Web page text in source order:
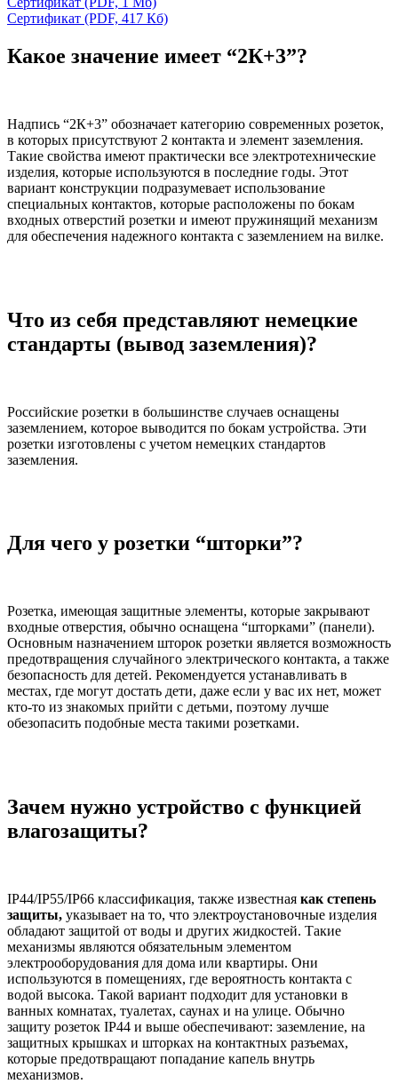
Сертификат (PDF, 417 Кб)
Какое значение имеет “2К+3”?
Надпись “2К+3” обозначает категорию современных розеток,
в которых присутствуют 2 контакта и элемент заземления.
Такие свойства имеют практически все электротехнические
изделия, которые используются в последние годы. Этот
вариант конструкции подразумевает использование
специальных контактов, которые расположены по бокам
входных отверстий розетки и имеют пружинящий механизм
для обеспечения надежного контакта с заземлением на вилке.
Что из себя представляют немецкие
стандарты (вывод заземления)?
Российские розетки в большинстве случаев оснащены
заземлением, которое выводится по бокам устройства. Эти
розетки изготовлены с учетом немецких стандартов
заземления.
Для чего у розетки “шторки”?
Розетка, имеющая защитные элементы, которые закрывают
входные отверстия, обычно оснащена “шторками” (панели).
Основным назначением шторок розетки является возможность
предотвращения случайного электрического контакта, а также
безопасность для детей. Рекомендуется устанавливать в
местах, где могут достать дети, даже если у вас их нет, может
кто-то из знакомых прийти с детьми, поэтому лучше
обезопасить подобные места такими розетками.
Зачем нужно устройство с функцией
влагозащиты?
IP44/IP55/IP66 классификация, также известная как степень
защиты, указывает на то, что электроустановочные изделия
обладают защитой от воды и других жидкостей. Такие
механизмы являются обязательным элементом
электрооборудования для дома или квартиры. Они
используются в помещениях, где вероятность контакта с
водой высока. Такой вариант подходит для установки в
ванных комнатах, туалетах, саунах и на улице. Обычно
защиту розеток IP44 и выше обеспечивают: заземление, на
защитных крышках и шторках на контактных разъемах,
которые предотвращают попадание капель внутрь
механизмов.